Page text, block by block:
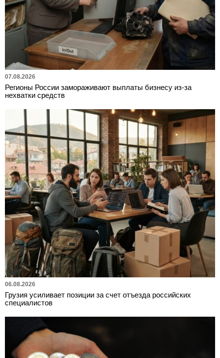
07.08.2026
Регионы России замораживают выплаты бизнесу из-за
нехватки средств
06.08.2026
Грузия усиливает позиции за счет отъезда российских
специалистов